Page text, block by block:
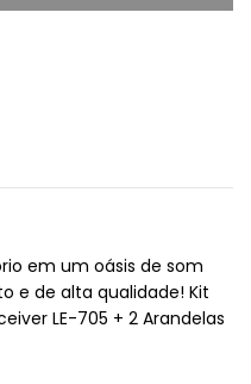
em um oásis de som
e de alta qualidade! Kit
LE-705 + 2 Arandelas